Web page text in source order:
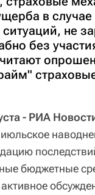
в случае
не
без
- РИА
бюджетные